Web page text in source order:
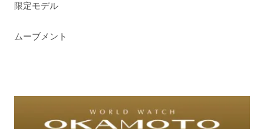
限定モデル
ムーブメント